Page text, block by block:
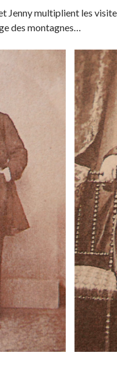
multiplient les visites,
des montagnes…